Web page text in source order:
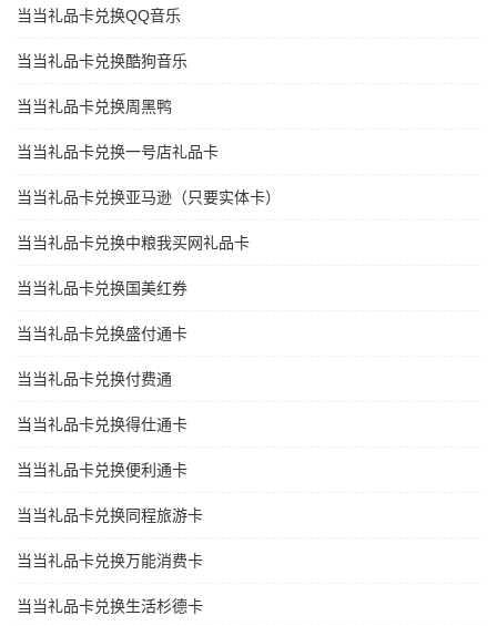
当当礼品卡兑换QQ音乐
当当礼品卡兑换酷狗音乐
当当礼品卡兑换周黑鸭
当当礼品卡兑换一号店礼品卡
当当礼品卡兑换亚马逊（只要实体卡）
当当礼品卡兑换中粮我买网礼品卡
当当礼品卡兑换国美红券
当当礼品卡兑换盛付通卡
当当礼品卡兑换付费通
当当礼品卡兑换得仕通卡
当当礼品卡兑换便利通卡
当当礼品卡兑换同程旅游卡
当当礼品卡兑换万能消费卡
当当礼品卡兑换生活杉德卡